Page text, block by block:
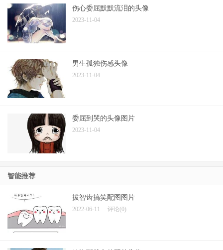
伤心委屈默默流泪的头像
2023-11-04
男生孤独伤感头像
2023-11-04
委屈到哭的头像图片
2023-11-04
智能推荐
拔智齿搞笑配图图片
2022-06-11 评论(0)